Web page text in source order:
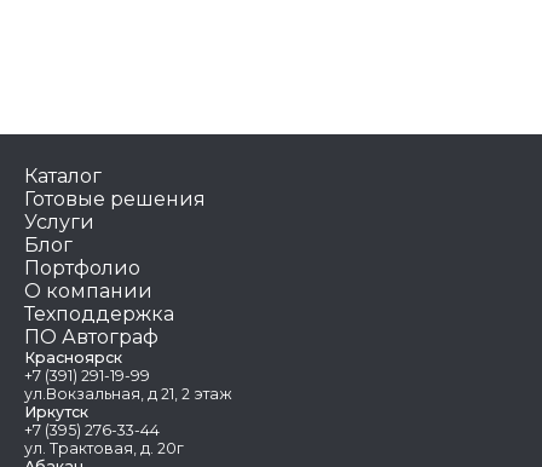
Каталог
Готовые решения
Услуги
Блог
Портфолио
О компании
Техподдержка
ПО Автограф
Красноярск
+7 (391) 291-19-99
ул.Вокзальная, д 21, 2 этаж
Иркутск
+7 (395) 276-33-44
ул. Трактовая, д. 20г